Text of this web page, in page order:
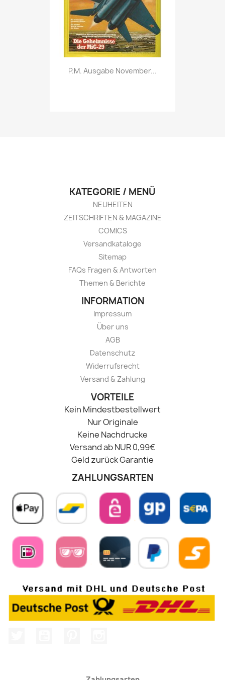
Vorschau
P.M. Ausgabe November...
KATEGORIE / MENÜ
NEUHEITEN
ZEITSCHRIFTEN & MAGAZINE
COMICS
Versandkataloge
Sitemap
FAQs Fragen & Antworten
Themen & Berichte
INFORMATION
Impressum
Über uns
AGB
Datenschutz
Widerrufsrecht
Versand & Zahlung
VORTEILE
Kein Mindestbestellwert
Nur Originale
Keine Nachdrucke
Versand ab NUR 0,99€
Geld zurück Garantie
ZAHLUNGSARTEN